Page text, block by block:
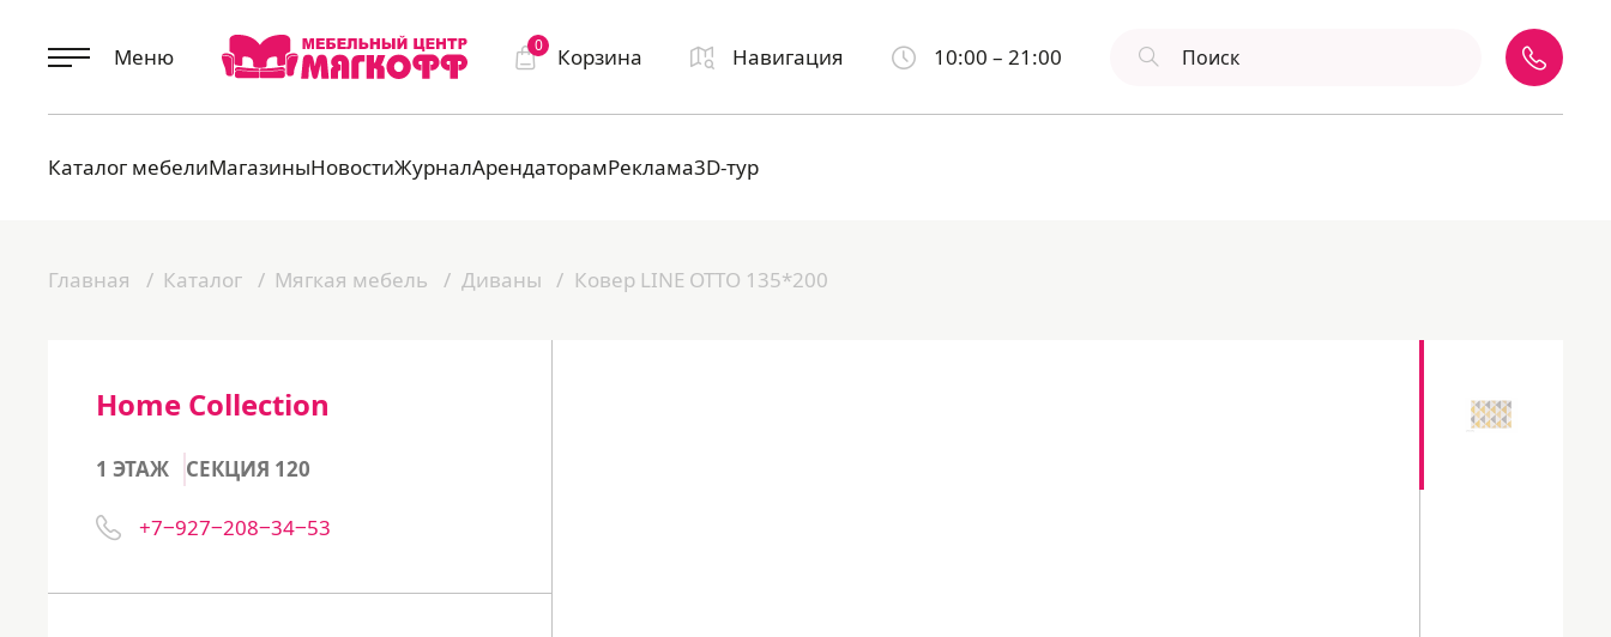
Меню 0 Корзина Навигация 10:00 – 21:00
Каталог мебелиМагазиныНовостиЖурналАрендаторамРеклама3D-тур
Главная Каталог Мягкая мебель Диваны Ковер LINE OTTO 135*200
Home Collection
1 ЭТАЖ СЕКЦИЯ 120
+7‒927‒208‒34‒53